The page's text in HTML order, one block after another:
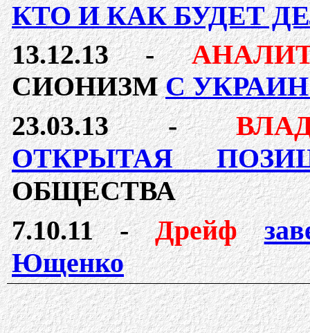
КТО И КАК БУДЕТ
13.12.13-
СИОНИЗМС
23.03.13 -
ОТКРЫТАЯ
ОБЩЕСТВА
7.10.11 -Дрейф
Ющенко